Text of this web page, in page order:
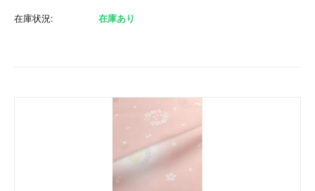
在庫状況: 在庫あり